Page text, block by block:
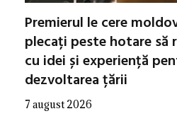
Premierul le cere
plecați peste hotare să
cu idei și experiență
dezvoltarea țării
7 august 2026